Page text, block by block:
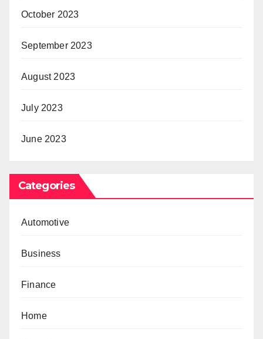
October 2023
September 2023
August 2023
July 2023
June 2023
Categories
Automotive
Business
Finance
Home